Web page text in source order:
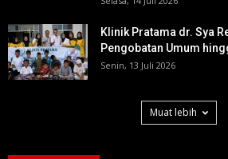
Klinik Pratama dr. Sya
Pengobatan Umum
Senin, 13 Juli 2026
Muat lebih